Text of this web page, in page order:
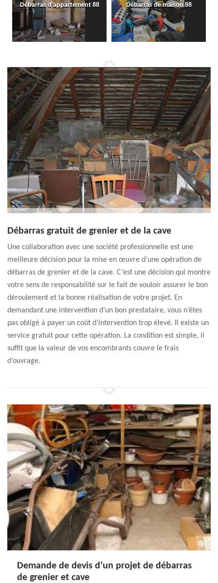
Débarras d'appartement 88 Débarras de maison 88
Débarras gratuit de grenier et de la cave
Une collaboration avec une société professionnelle est une
meilleure décision pour la mise en œuvre d’une opération de
débarras de grenier et de la cave. C’est une décision qui montre
votre sens de responsabilité sur le fait de vouloir assurer le bon
déroulement et la bonne réalisation de votre projet. En
demandant une intervention d’un bon prestataire, vous n’êtes
pas obligé à payer un coût d’intervention trop élevé. Il existe un
service gratuit pour cette opération. La condition est simple, il
suffit que la valeur de vos encombrants couvre le frais
d’ouvrage.
Demande de devis d’un projet de débarras
de grenier et cave